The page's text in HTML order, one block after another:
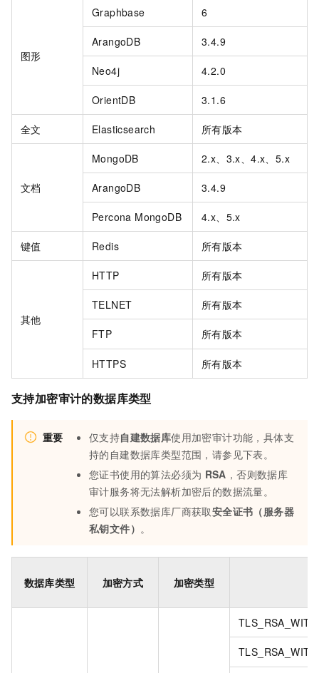
图形
Graphbase 6
ArangoDB 3.4.9
Neo4j 4.2.0
OrientDB 3.1.6
全文 Elasticsearch 所有版本
文档
MongoDB 2.x、3.x、4.x、5.x
ArangoDB 3.4.9
Percona MongoDB 4.x、5.x
键值 Redis 所有版本
其他
HTTP 所有版本
TELNET 所有版本
FTP 所有版本
HTTPS 所有版本
支持加密审计的数据库类型
重要 仅支持自建数据库使用加密审计功能，具体支
持的自建数据库类型范围，请参见下表。
您证书使用的算法必须为 RSA ，否则数据库
审计服务将无法解析加密后的数据流量。
您可以联系数据库厂商获取安全证书（服务器
私钥文件） 。
数据库类型 加密方式 加密类型